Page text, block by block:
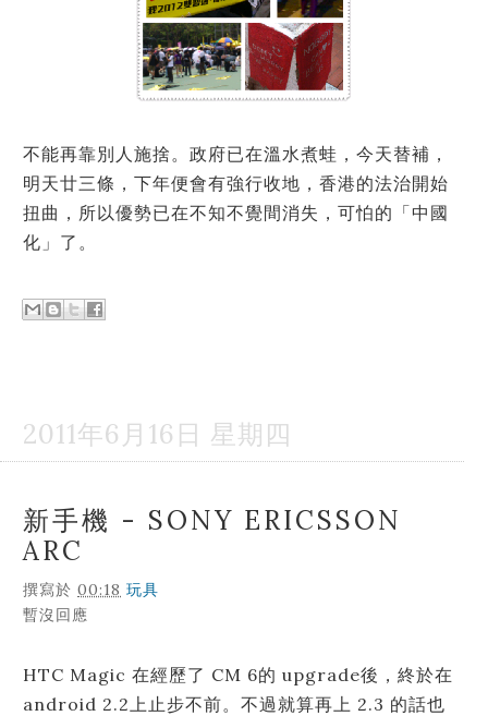
不能再靠別人施捨。政府已在溫水煮蛙，今天替補，
明天廿三條，下年便會有強行收地，香港的法治開始
扭曲，所以優勢已在不知不覺間消失，可怕的「中國
化」了。
2011年6月16日 星期四
新手機 - SONY ERICSSON
ARC
撰寫於00:18 玩具
暫沒回應
HTC Magic 在經歷了 CM 6的 upgrade後，終於在
android 2.2上止步不前。不過就算再上 2.3 的話也